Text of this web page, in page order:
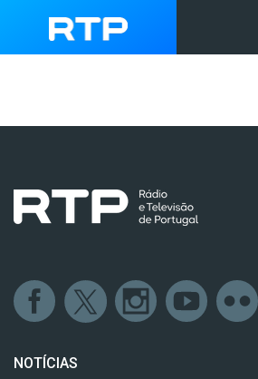
NOTÍCIAS